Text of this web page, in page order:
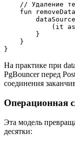
// Удаление
fun
(it
        }
    }
На практике при
PgBouncer перед
соединения
Операционная
Эта модель
десятки: